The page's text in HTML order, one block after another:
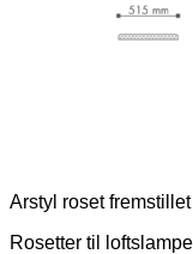
Arstyl roset
Rosetter til